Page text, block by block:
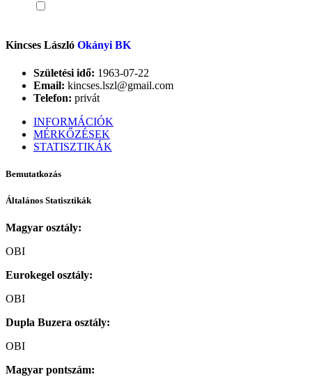
Kincses László Okányi BK
Születési idő: 1963-07-22
Email: kincses.lszl@gmail.com
Telefon: privát
INFORMÁCIÓK
MÉRKŐZÉSEK
STATISZTIKÁK
Bemutatkozás
Általános Statisztikák
Magyar osztály:
OBI
Eurokegel osztály:
OBI
Dupla Buzera osztály:
OBI
Magyar pontszám: